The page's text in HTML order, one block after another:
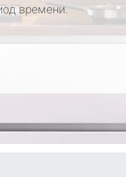
времени.